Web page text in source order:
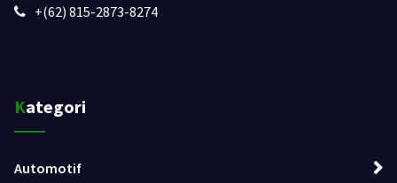
+(62) 815-2873-8274
Kategori
Automotif